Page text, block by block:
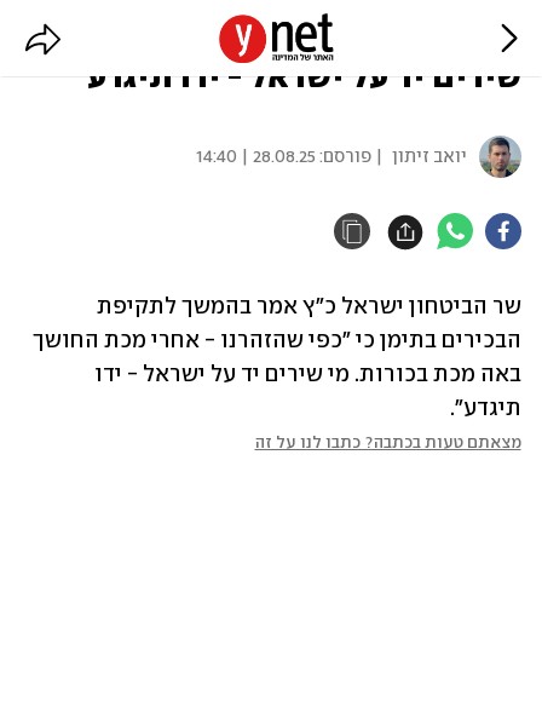
כ"ץ על תקיפת הבכירים בתימן: "מי
שירים יד על ישראל - ידו תיגדע"
יואב זיתון | פורסם: 28.08.25 | 14:40
תיגדע".
מצאתם טעות בכתבה? כתבו לנו על זה